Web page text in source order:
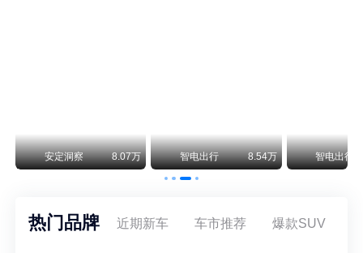
安定洞察 8.07万 智电出行 8.54万 智电出行
热门品牌 近期新车 车市推荐 爆款SUV